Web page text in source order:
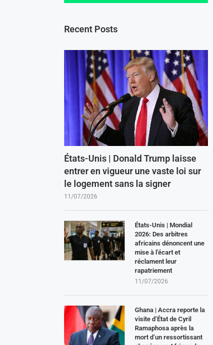
Recent Posts
États-Unis | Donald Trump laisse
entrer en vigueur une vaste loi sur
le logement sans la signer
11/07/2026
États-Unis | Mondial
2026: Des arbitres
africains dénoncent une
mise à l’écart et
réclament leur
rapatriement
11/07/2026
Ghana | Accra reporte la
visite d’État de Cyril
Ramaphosa après la
mort d’un ressortissant